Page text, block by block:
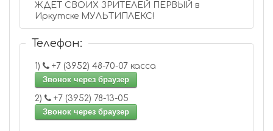
ЖДЕТ СВОИХ ЗРИТЕЛЕЙ ПЕРВЫЙ в
Иркутске МУЛЬТИПЛЕКС!
Телефон:
1)
+7 (3952) 48-70-07 касса
Звонок через браузер
2)
+7 (3952) 78-13-05
Звонок через браузер